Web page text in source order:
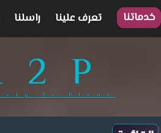
خدماتنا تعرف علينا راسلنا
To Plant